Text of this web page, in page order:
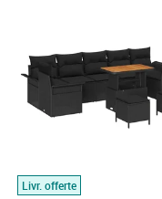
Livr. offerte